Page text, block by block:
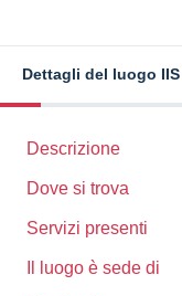
Dettagli del luogo
Descrizione
Dove si trova
Servizi presenti
Il luogo è sede di